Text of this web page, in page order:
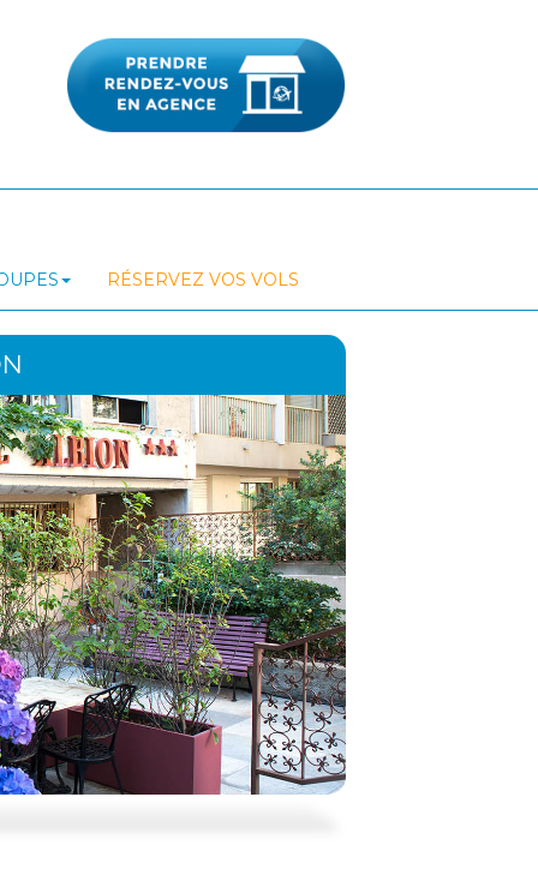
RÉSERVEZ VOS VOLS